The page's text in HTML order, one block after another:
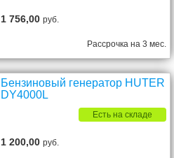
1 756,00руб.
Рассрочка на 3 мес.
Бензиновый генератор HUTER
DY4000L
Есть на складе
1 200,00руб.